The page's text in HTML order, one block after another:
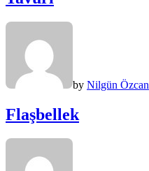
by Nilgün Özcan
Flaşbellek